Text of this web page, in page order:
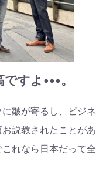
すよ•••。
皺が寄るし、ビジネ
説教されたことがあ
れなら日本だって全